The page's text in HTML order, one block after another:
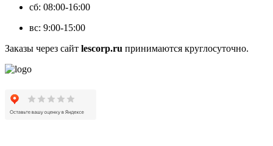
сб: 08:00-16:00
вс: 9:00-15:00
Заказы через сайт lescorp.ru принимаются круглосуточно.